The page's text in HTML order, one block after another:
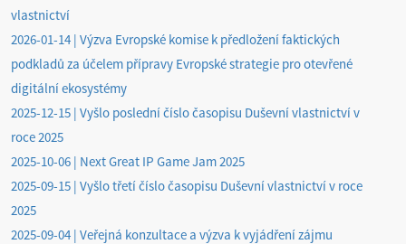
vlastnictví
2026-01-14 | Výzva Evropské komise k předložení faktických
podkladů za účelem přípravy Evropské strategie pro otevřené
digitální ekosystémy
2025-12-15 | Vyšlo poslední číslo časopisu Duševní vlastnictví v
roce 2025
2025-10-06 | Next Great IP Game Jam 2025
2025-09-15 | Vyšlo třetí číslo časopisu Duševní vlastnictví v roce
2025
2025-09-04 | Veřejná konzultace a výzva k vyjádření zájmu